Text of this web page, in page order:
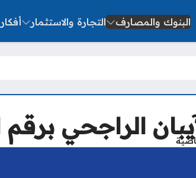
البنوك والمصارف التجارة والاستثمار
الراجحي